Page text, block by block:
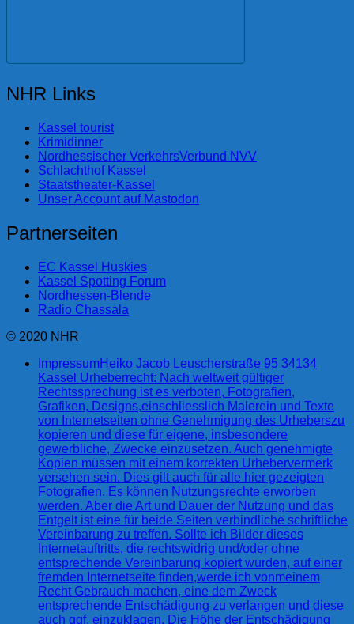
NHR Links
Kassel tourist
Krimidinner
Nordhessischer VerkehrsVerbund NVV
Schlachthof Kassel
Staatstheater-Kassel
Unser Account auf Mastodon
Partnerseiten
EC Kassel Huskies
Kassel Spotting Forum
Nordhessen-Blende
Radio Chassala
© 2020 NHR
ImpressumHeiko Jacob Leuscherstraße 95 34134
Kassel Urheberrecht: Nach weltweit gültiger
Rechtssprechung ist es verboten, Fotografien,
Grafiken, Designs,einschliesslich Malerein und Texte
von Internetseiten ohne Genehmigung des Urheberszu
kopieren und diese für eigene, insbesondere
gewerbliche, Zwecke einzusetzen. Auch genehmigte
Kopien müssen mit einem korrekten Urhebervermerk
versehen sein. Dies gilt auch für alle hier gezeigten
Fotografien. Es können Nutzungsrechte erworben
werden. Aber die Art und Dauer der Nutzung und das
Entgelt ist eine für beide Seiten verbindliche schriftliche
Vereinbarung zu treffen. Sollte ich Bilder dieses
Internetauftritts, die rechtswidrig und/oder ohne
entsprechende Vereinbarung kopiert wurden, auf einer
fremden Internetseite finden,werde ich vonmeinem
Recht Gebrauch machen, eine dem Zweck
entsprechende Entschädigung zu verlangen und diese
auch ggf. einzuklagen. Die Höhe der Entschädigung